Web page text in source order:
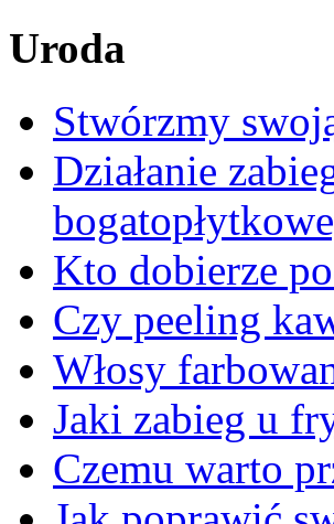
Uroda
Stwórzmy
Działanie
Kto dobierze
Czy peeling
Włosy
Jaki zabieg u
Czemu warto